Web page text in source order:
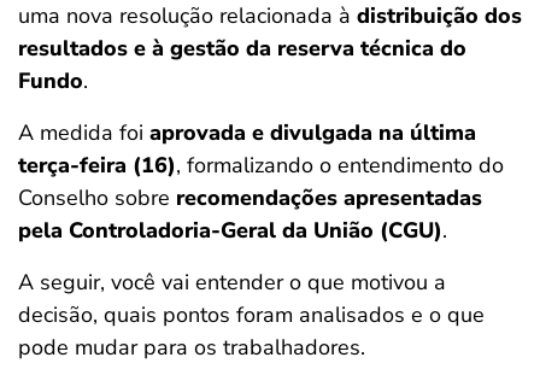
uma nova resolução relacionada à distribuição dos
resultados e à gestão da reserva técnica do
Fundo.
A medida foi aprovada e divulgada na última
terça-feira (16), formalizando o entendimento do
Conselho sobre recomendações apresentadas
pela Controladoria-Geral da União (CGU).
A seguir, você vai entender o que motivou a
decisão, quais pontos foram analisados e o que
pode mudar para os trabalhadores.